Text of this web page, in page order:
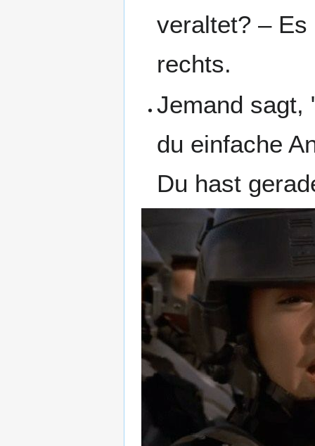
veraltet? –
rechts.
Jemand sagt,
du einfache
Du hast